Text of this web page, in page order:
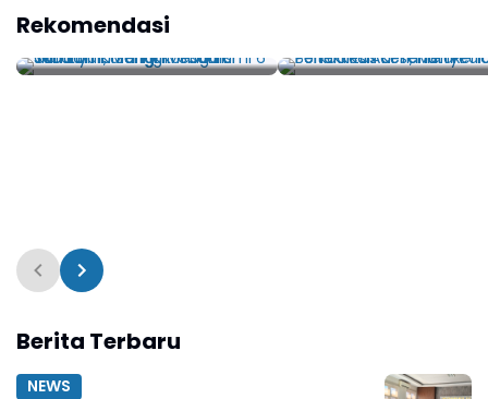
Rekomendasi
Mengalami 6 Tanda ini,
Kurangi Konsumsi Garam
Tanah Rencong
Berita Terbaru
NEWS